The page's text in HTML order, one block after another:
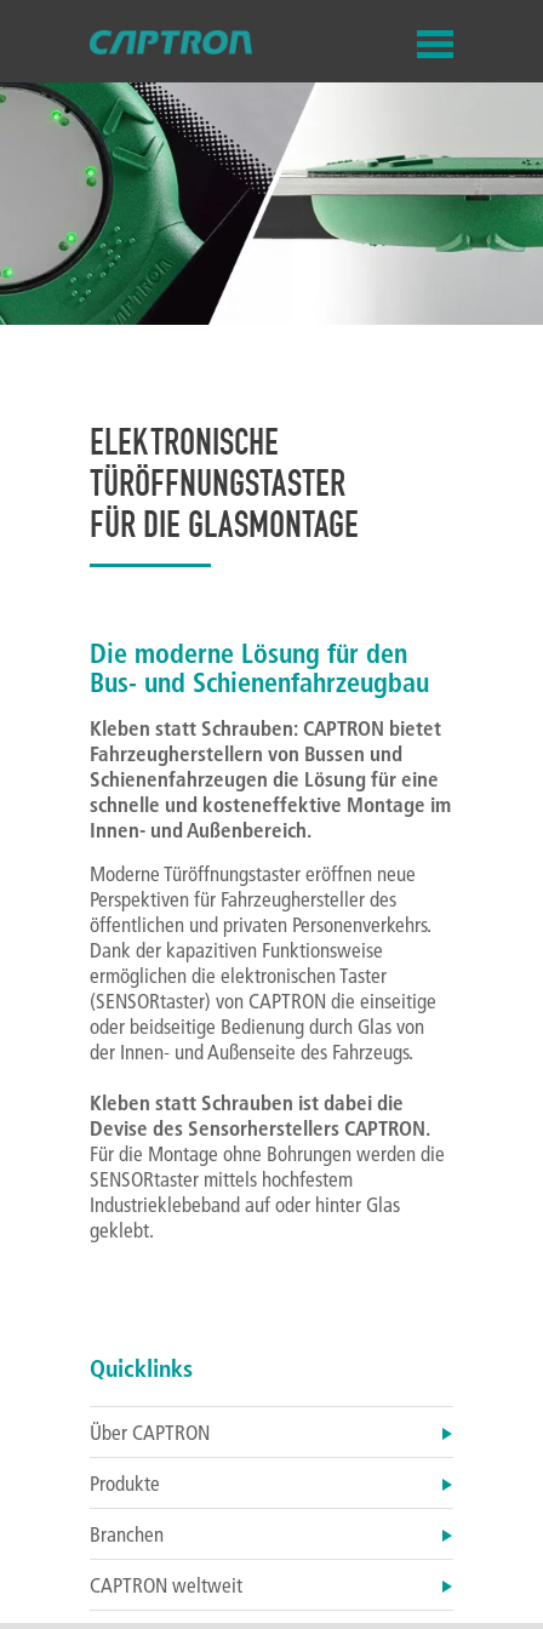
ELEKTRONISCHE
TÜRÖFFNUNGSTASTER
FÜR DIE GLASMONTAGE
Die moderne Lösung für den
Bus- und Schienenfahrzeugbau
Kleben statt Schrauben: CAPTRON bietet
Fahrzeugherstellern von Bussen und
Schienenfahrzeugen die Lösung für eine
schnelle und kosteneffektive Montage im
Innen- und Außenbereich.
Moderne Türöffnungstaster eröffnen neue
Perspektiven für Fahrzeughersteller des
öffentlichen und privaten Personenverkehrs.
Dank der kapazitiven Funktionsweise
ermöglichen die elektronischen Taster
(SENSORtaster) von CAPTRON die einseitige
oder beidseitige Bedienung durch Glas von
der Innen- und Außenseite des Fahrzeugs.
Kleben statt Schrauben ist dabei die
Devise des Sensorherstellers CAPTRON.
Für die Montage ohne Bohrungen werden die
SENSORtaster mittels hochfestem
Industrieklebeband auf oder hinter Glas
geklebt.
Quicklinks
Über CAPTRON
Produkte
Branchen
CAPTRON weltweit